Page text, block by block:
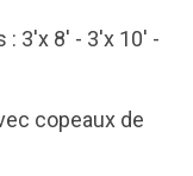
: 3'x 8' - 3'x 10' -
copeaux de